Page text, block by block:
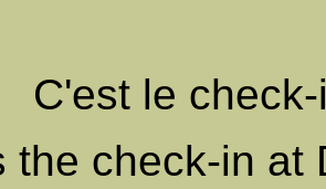
C'est le
the check-in at